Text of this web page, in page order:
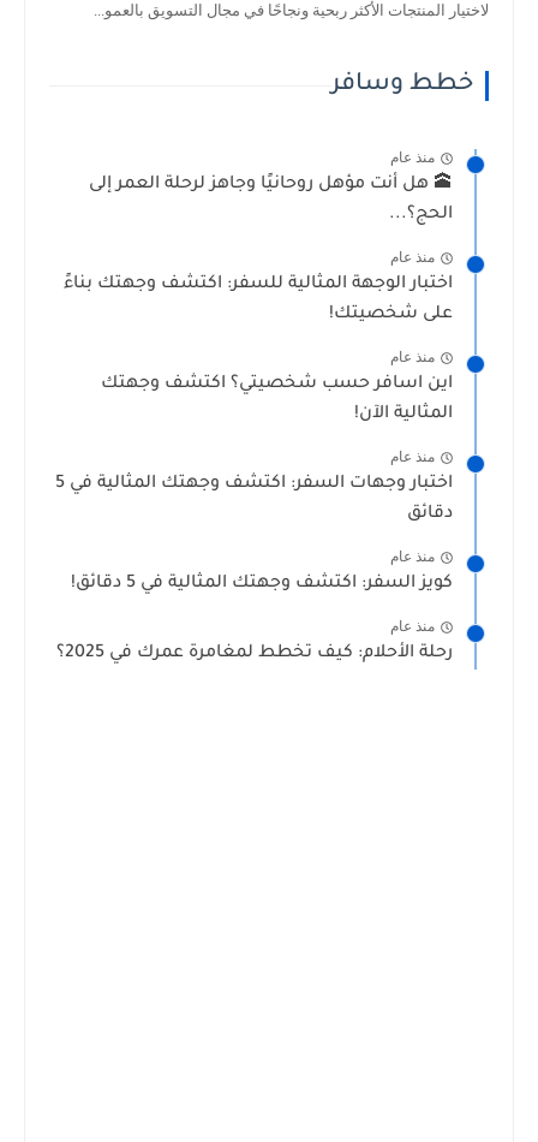
لاختيار المنتجات الأكثر ربحية ونجاحًا في مجال التسويق بالعمو...
خطط وسافر
منذ عام
🕋 هل أنت مؤهل روحانيًا وجاهز لرحلة العمر إلى
الحج؟...
منذ عام
اختبار الوجهة المثالية للسفر: اكتشف وجهتك بناءً
على شخصيتك!
منذ عام
اين اسافر حسب شخصيتي؟ اكتشف وجهتك
المثالية الآن!
منذ عام
اختبار وجهات السفر: اكتشف وجهتك المثالية في 5
دقائق
منذ عام
كويز السفر: اكتشف وجهتك المثالية في 5 دقائق!
منذ عام
رحلة الأحلام: كيف تخطط لمغامرة عمرك في 2025؟